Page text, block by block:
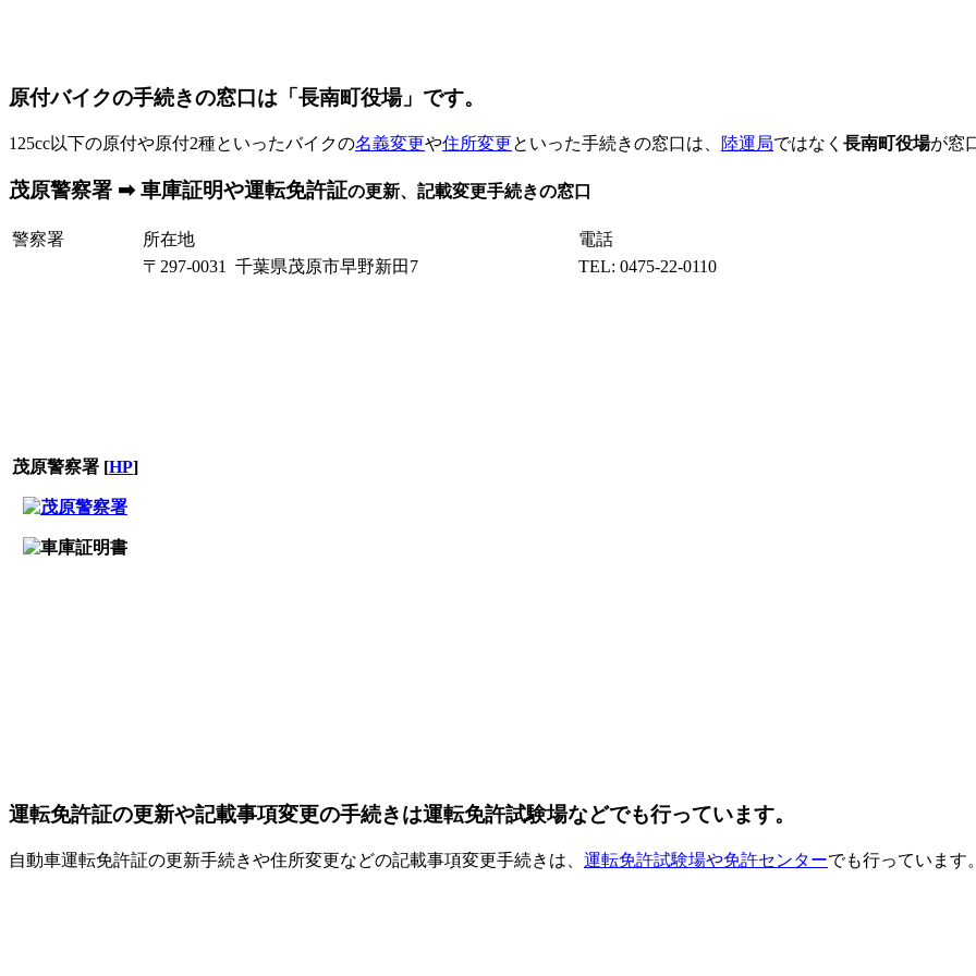
原付バイクの手続きの窓口は「長南町役場」です。
125cc以下の原付や原付2種といったバイクの名義変更や住所変更といった手続きの窓口は、 陸運局ではなく 長南町役場が窓
茂原警察署 ➡ 車庫証明や運転免許証の更新、記載変更手続きの窓口
警察署 所在地 電話
茂原警察署 [HP]
〒297-0031 千葉県茂原市早野新田7 TEL: 0475-22-0110
運転免許証の更新や記載事項変更の手続きは運転免許試験場などでも行っています。
自動車運転免許証の更新手続きや住所変更などの記載事項変更手続きは、 運転免許試験場や免許センターでも行っています